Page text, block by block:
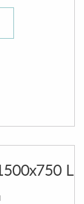
L